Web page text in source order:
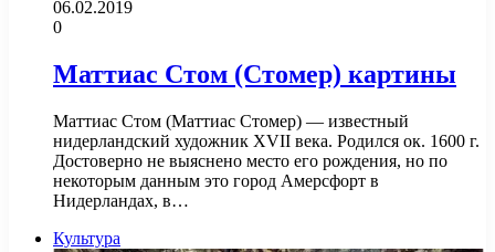
06.02.2019
0
Маттиас Стом (Стомер) картины
Маттиас Стом (Маттиас Стомер) — известный
нидерландский художник XVII века. Родился ок. 1600 г.
Достоверно не выяснено место его рождения, но по
некоторым данным это город Амерсфорт в
Нидерландах, в…
Культура